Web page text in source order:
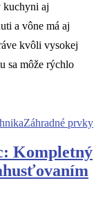
kuchyni aj
a vône má aj
kvôli vysokej
sa môže rýchlo
Záhradné prvky
Kompletný